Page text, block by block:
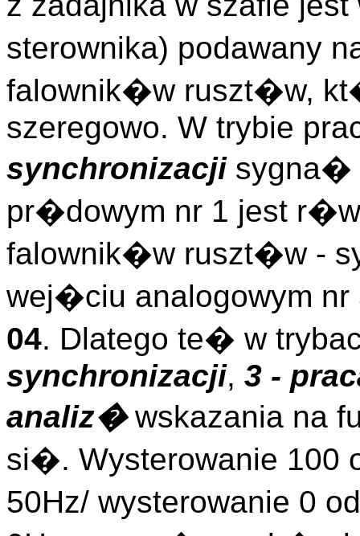
sterownika) podawany
falownik�w ruszt�w,
szeregowo. W trybie
synchronizacjisygna�
pr�dowym nr 1 jest
falownik�w ruszt�w -
wej�ciu analogowym
04. Dlatego te� w
synchronizacji, 3 -
analiz�wskazania na
si�. Wysterowanie
50Hz/ wysterowanie 0